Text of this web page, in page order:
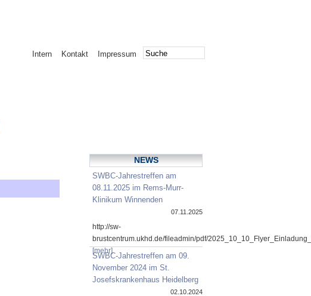
Intern Kontakt Impressum
NEWS
SWBC-Jahrestreffen am
08.11.2025 im Rems-Murr-
Klinikum Winnenden
07.11.2025
http://sw-
brustcentrum.ukhd.de/fileadmin/pdf/
[mehr]
SWBC-Jahrestreffen am 09.
November 2024 im St.
Josefskrankenhaus Heidelberg
02.10.2024